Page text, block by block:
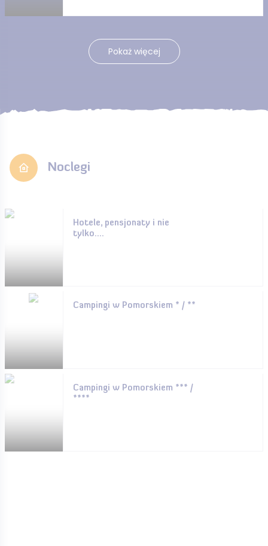
Pokaż więcej
Noclegi
Hotele, pensjonaty i nie
tylko....
Campingi w Pomorskiem * / **
Campingi w Pomorskiem *** /
****